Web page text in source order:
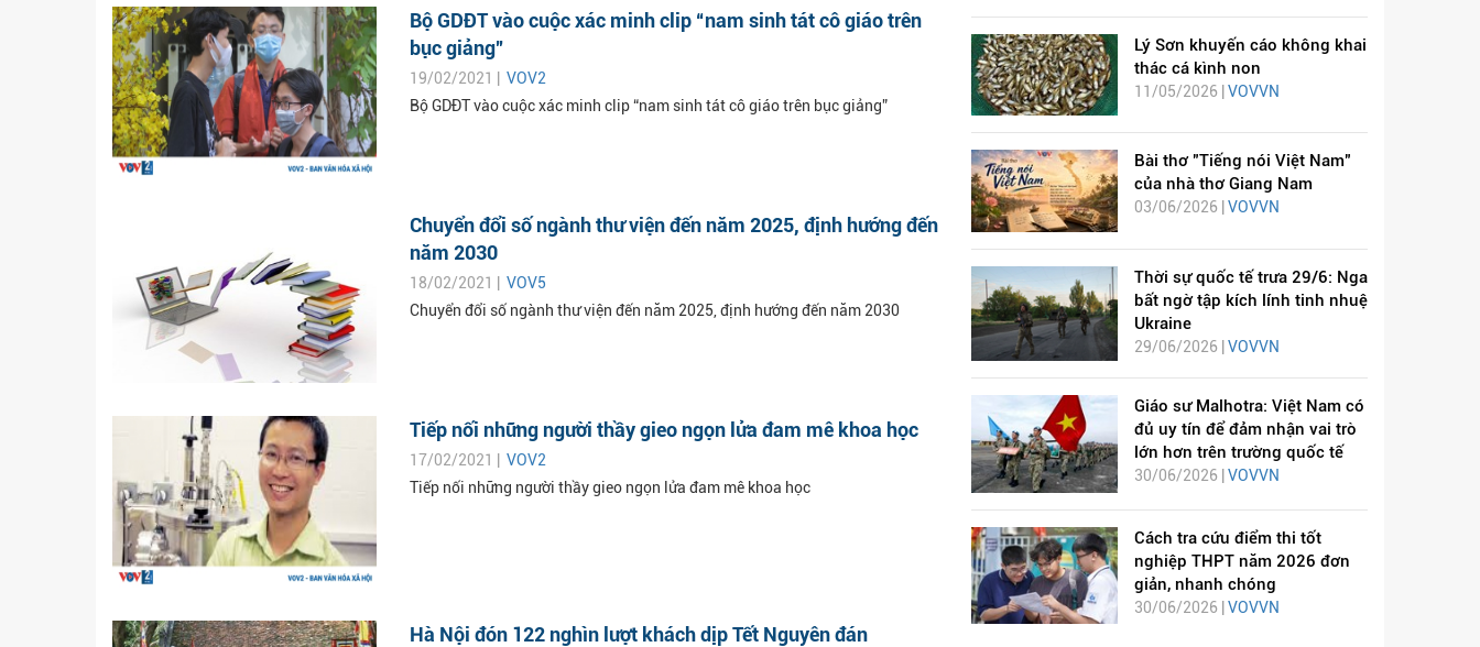
Bộ GDĐT vào cuộc xác minh clip “nam sinh tát cô giáo trên
bục giảng”
19/02/2021 | VOV2
Bộ GDĐT vào cuộc xác minh clip “nam sinh tát cô giáo trên bục giảng”
Chuyển đổi số ngành thư viện đến năm 2025, định hướng đến
năm 2030
18/02/2021 | VOV5
Chuyển đổi số ngành thư viện đến năm 2025, định hướng đến năm 2030
Tiếp nối những người thầy gieo ngọn lửa đam mê khoa học
17/02/2021 | VOV2
Tiếp nối những người thầy gieo ngọn lửa đam mê khoa học
Hà Nội đón 122 nghìn lượt khách dịp Tết Nguyên đán
Lý Sơn khuyến cáo không khai
thác cá kình non
11/05/2026 | VOVVN
Bài thơ "Tiếng nói Việt Nam"
của nhà thơ Giang Nam
03/06/2026 | VOVVN
Thời sự quốc tế trưa 29/6: Nga
bất ngờ tập kích lính tinh nhuệ
Ukraine
29/06/2026 | VOVVN
Giáo sư Malhotra: Việt Nam có
đủ uy tín để đảm nhận vai trò
lớn hơn trên trường quốc tế
30/06/2026 | VOVVN
Cách tra cứu điểm thi tốt
nghiệp THPT năm 2026 đơn
giản, nhanh chóng
30/06/2026 |VOVVN